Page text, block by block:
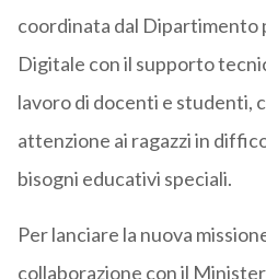
coordinata dal Dipartimento
Digitale con il supporto
lavoro di docenti e studenti,
attenzione ai ragazzi in
bisogni educativi speciali.
Per lanciare la nuova
collaborazione con il